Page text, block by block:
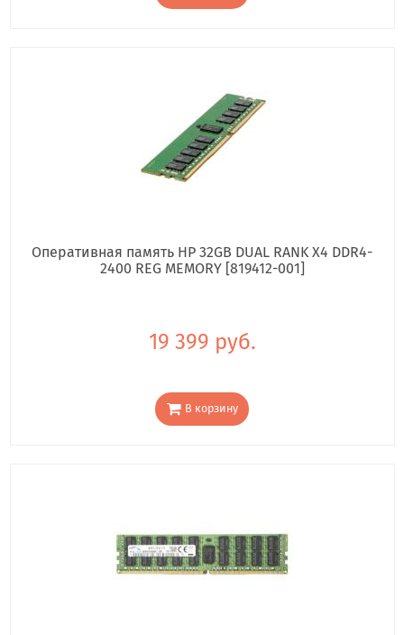
Оперативная память HP 32GB DUAL RANK X4 DDR4-
2400 REG MEMORY [819412-001]
19 399 руб.
В корзину